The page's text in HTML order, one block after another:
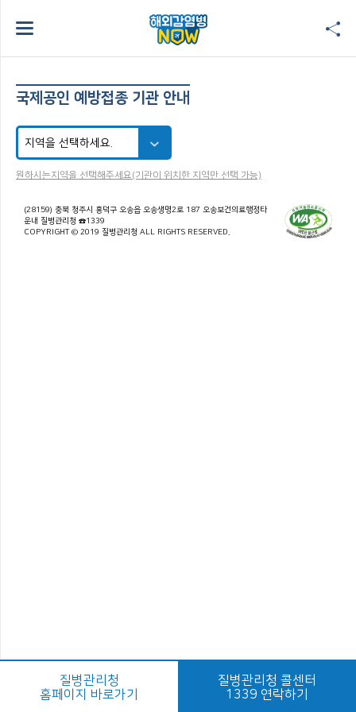
국제공인 예방접종 기관 안내
원하시는지역을 선택해주세요(기관이 위치한 지역만 선택 가능)
(28159) 충북 청주시 흥덕구 오송읍 오송생명2로 187 오송보건의료행정타
운내 질병관리청 ☎1339
COPYRIGHT © 2019 질병관리청 ALL RIGHTS RESERVED.
질병관리청
홈페이지 바로가기
질병관리청 콜센터
1339 연락하기